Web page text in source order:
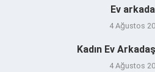
Ev
4 Ağustos
Kadın Ev
4 Ağustos